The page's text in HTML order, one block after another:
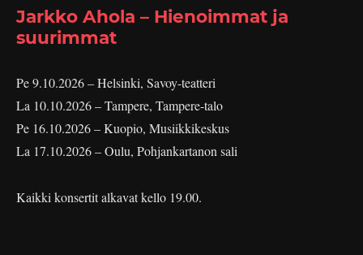
Jarkko Ahola – Hienoimmat ja
suurimmat
Pe 9.10.2026 – Helsinki, Savoy-teatteri
La 10.10.2026 – Tampere, Tampere-talo
Pe 16.10.2026 – Kuopio, Musiikkikeskus
La 17.10.2026 – Oulu, Pohjankartanon sali
Kaikki konsertit alkavat kello 19.00.